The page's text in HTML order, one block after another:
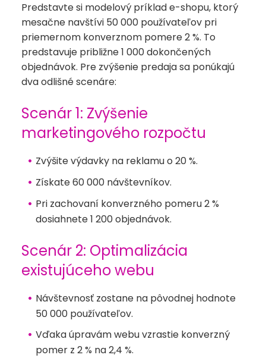
Predstavte si modelový príklad e-shopu, ktorý
mesačne navštívi 50 000 používateľov pri
priemernom konverznom pomere 2 %. To
predstavuje približne 1 000 dokončených
objednávok. Pre zvýšenie predaja sa ponúkajú
dva odlišné scenáre:
Scenár 1: Zvýšenie
marketingového rozpočtu
Zvýšite výdavky na reklamu o 20 %.
Získate 60 000 návštevníkov.
Pri zachovaní konverzného pomeru 2 %
dosiahnete 1 200 objednávok.
Scenár 2: Optimalizácia
existujúceho webu
Návštevnosť zostane na pôvodnej hodnote
50 000 používateľov.
Vďaka úpravám webu vzrastie konverzný
pomer z 2 % na 2,4 %.